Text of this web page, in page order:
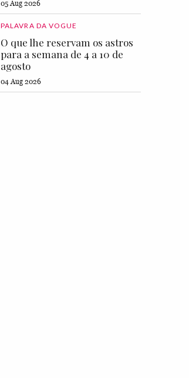
05 Aug 2026
PALAVRA DA VOGUE
O que lhe reservam os astros
para a semana de 4 a 10 de
agosto
04 Aug 2026